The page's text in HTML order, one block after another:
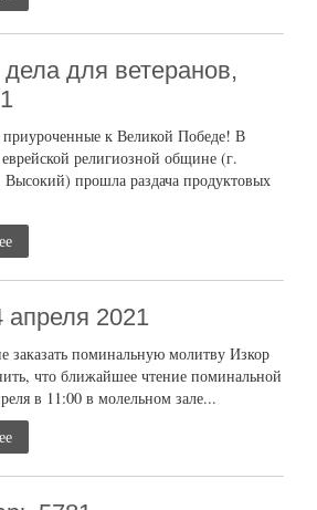
для ветеранов,
к Великой Победе! В
религиозной общине (г.
прошла раздача продуктовых
апреля 2021
заказать поминальную молитву Изкор
что ближайшее чтение поминальной
в 11:00 в молельном зале...